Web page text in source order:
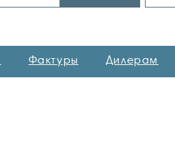
Фактуры Дилерам